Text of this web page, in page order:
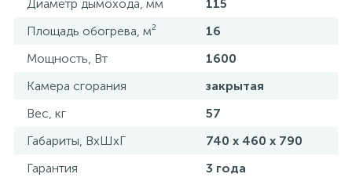
Диаметр дымохода, мм
115
Площадь обогрева, м²
16
Мощность, Вт
1600
Камера сгорания
закрытая
Вес, кг
57
Габариты, ВхШхГ
740 x 460 x 790
Гарантия
3 года